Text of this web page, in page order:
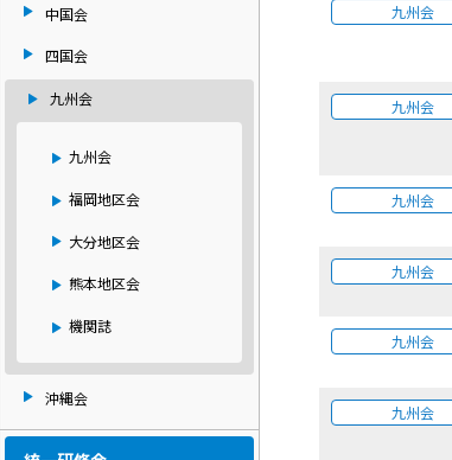
中国会
四国会
九州会
九州会
福岡地区会
大分地区会
熊本地区会
機関誌
沖縄会
九州会
九州会
九州会
九州会
九州会
九州会